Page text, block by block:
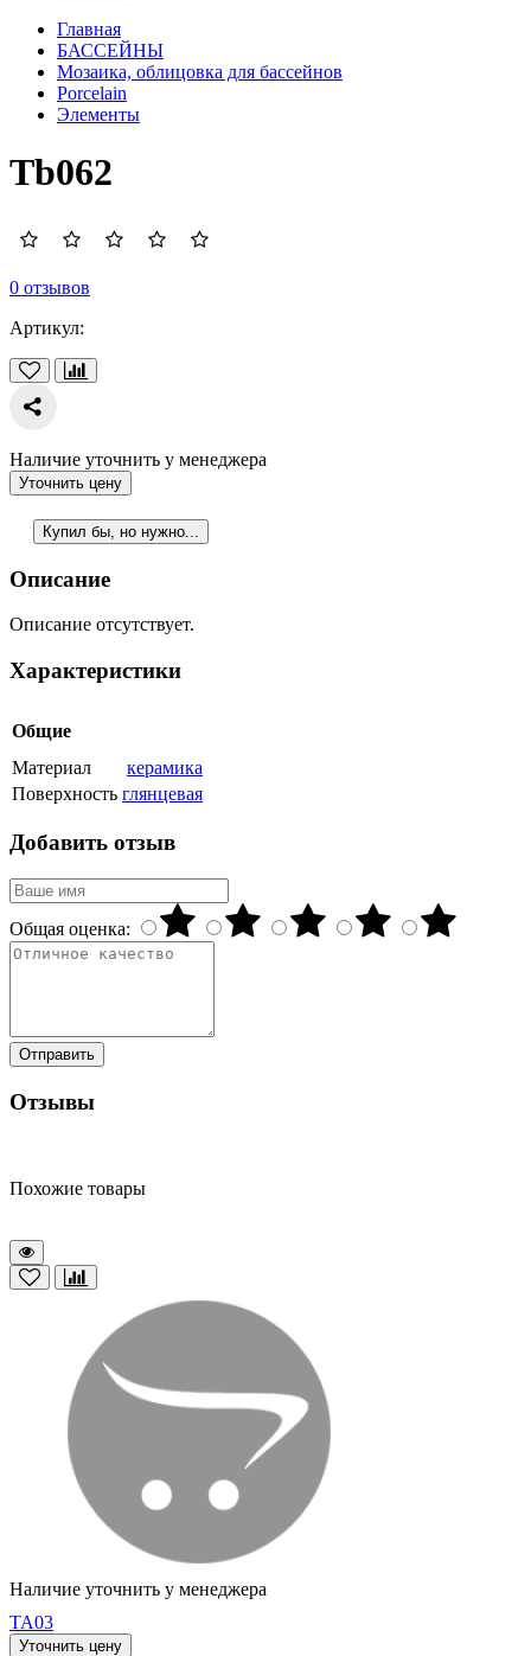
Главная
БАССЕЙНЫ
Мозаика, облицовка для бассейнов
Porcelain
Элементы
Tb062
0 отзывов
Артикул:
Наличие уточнить у менеджера
Уточнить цену
Купил бы, но нужно...
Описание
Описание отсутствует.
Характеристики
Общие
Материал
керамика
Поверхность глянцевая
Добавить отзыв
Общая оценка:
Отправить
Отзывы
Похожие товары
Наличие уточнить у менеджера
TA03
Уточнить цену